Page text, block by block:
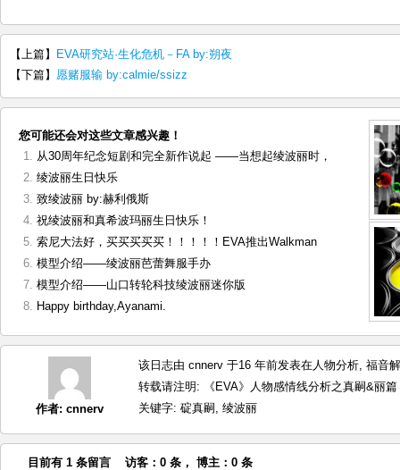
【上篇】
EVA研究站·生化危机－FA by:朔夜
【下篇】 愿赌服输 by:calmie/ssizz
您可能还会对这些文章感兴趣！
从30周年纪念短剧和完全新作说起 ——当想起绫波丽时，
绫波丽生日快乐
致绫波丽 by:赫利俄斯
祝绫波丽和真希波玛丽生日快乐！
索尼大法好，买买买买买！！！！！EVA推出Walkman
模型介绍——绫波丽芭蕾舞服手办
模型介绍——山口转轮科技绫波丽迷你版
Happy birthday,Ayanami.
作者: cnnerv
该日志由 cnnerv 于16 年前发表在人物分析, 福音
转载请注明:
《EVA》人物感情线分析之真嗣&丽
关键字: 碇真嗣 , 绫波丽
目前有 1 条留言 访客：0 条， 博主：0 条